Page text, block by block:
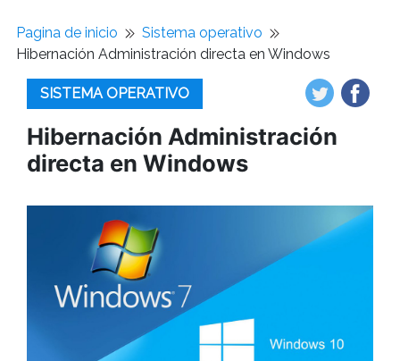
Pagina de inicio
Sistema operativo
Hibernación Administración directa en Windows
SISTEMA OPERATIVO
Hibernación Administración
directa en Windows